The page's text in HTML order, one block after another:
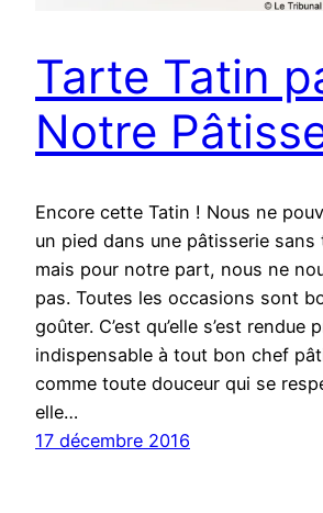
Tarte Tatin
Notre
Encore cette Tatin ! Nous ne
un pied dans une pâtisserie sans
mais pour notre part, nous ne
pas. Toutes les occasions sont
goûter. C’est qu’elle s’est rendue
indispensable à tout bon chef
comme toute douceur qui se
elle…
17 décembre 2016